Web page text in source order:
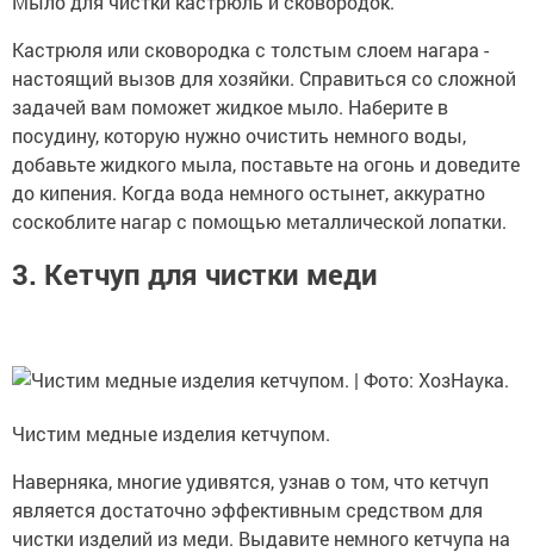
Кастрюля или сковородка с толстым слоем нагара -
настоящий вызов для хозяйки. Справиться со сложной
задачей вам поможет жидкое мыло. Наберите в
посудину, которую нужно очистить немного воды,
добавьте жидкого мыла, поставьте на огонь и доведите
до кипения. Когда вода немного остынет, аккуратно
соскоблите нагар с помощью металлической лопатки.
3. Кетчуп для чистки меди
Чистим медные изделия кетчупом.
Наверняка, многие удивятся, узнав о том, что кетчуп
является достаточно эффективным средством для
чистки изделий из меди. Выдавите немного кетчупа на